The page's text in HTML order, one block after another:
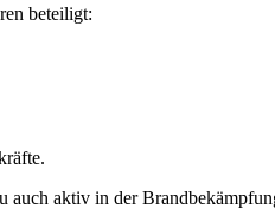
beteiligt:
auch aktiv in der